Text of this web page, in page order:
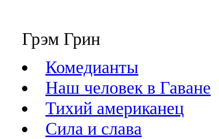
Грэм Грин
Комедианты
Наш человек в Гаване
Тихий американец
Сила и слава